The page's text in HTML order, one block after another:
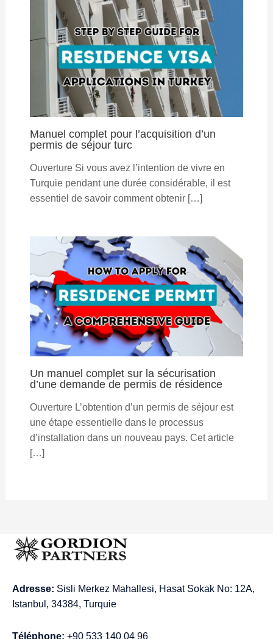
Manuel complet pour l’acquisition d’un
permis de séjour turc
Ouverture Si vous avez l’intention de vivre en
Turquie pendant une durée considérable, il est
essentiel de savoir comment obtenir […]
Un manuel complet sur la sécurisation
d’une demande de permis de résidence
Ouverture L’obtention d’un permis de séjour est
une étape essentielle dans le processus
d’installation dans un nouveau pays. Cet article
[…]
Adresse: Sisli Merkez Mahallesi, Hasat Sokak No: 12A,
Istanbul, 34384, Turquie
Téléphone: +90 533 140 04 96